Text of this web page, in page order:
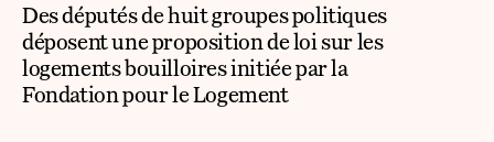
Des députés de huit groupes politiques
déposent une proposition de loi sur les
logements bouilloires initiée par la
Fondation pour le Logement